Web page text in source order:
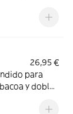
de queso
26,95 €
para
y doble